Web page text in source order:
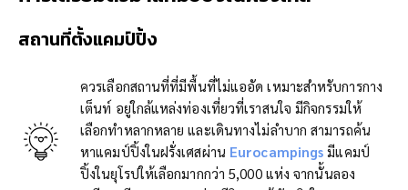
สถานที่ตั้งแคมป์ปิ้ง
ควรเลือกสถานที่ที่มีพื้นที่ไม่แออัด เหมาะสำหรับการกาง
เต็นท์ อยู่ใกล้แหล่งท่องเที่ยวที่เราสนใจ มีกิจกรรมให้
เลือกทำหลากหลาย และเดินทางไม่ลำบาก สามารถค้น
หาแคมป์ปิ้งในฝรั่งเศสผ่าน Eurocampings มีแคมป์
ปิ้งในยุโรปให้เลือกมากกว่า 5,000 แห่ง จากนั้นลอง